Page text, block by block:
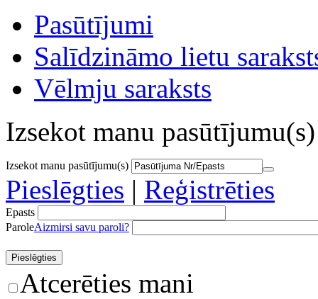
Pasūtījumi
Salīdzināmo lietu
Vēlmju saraksts
Izsekot manu pasūtījumu(s)
Izsekot manu pasūtījumu(s)
Pieslēgties | Reģistrēties
Epasts
ParoleAizmirsi savu paroli?
Atcerēties mani